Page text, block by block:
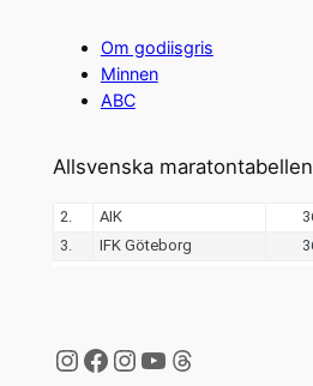
Om godiisgris
Minnen
ABC
Allsvenska maratontabellen
Instagram
Facebook
Instagram
YouTube
Threads